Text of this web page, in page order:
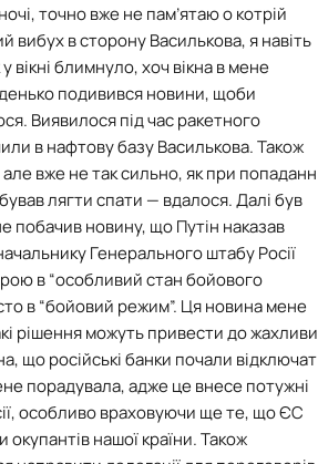
точно вже не пам’ятаю о котрій
вибух в сторону Василькова, я навіть
вікні блимнуло, хоч вікна в мене
подивився новини, щоби
Виявилося під час ракетного
в нафтову базу Василькова. Також
вже не так сильно, як при
лягти спати — вдалося. Далі був
побачив новину, що Путін наказав
Генерального штабу Росії
в “особливий стан бойового
в “бойовий режим”. Ця новина мене
рішення можуть привести до
що російські банки почали
порадувала, адже це внесе потужні
особливо враховуючи ще те, що ЄС
окупантів нашої країни. Також